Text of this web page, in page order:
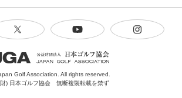
Golf Association. All rights reserved.
) 日本ゴルフ協会 無断複製転載を禁ず